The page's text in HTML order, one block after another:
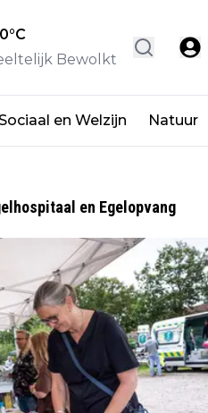
°C
Bewolkt
en Welzijn Natuur
en Egelopvang